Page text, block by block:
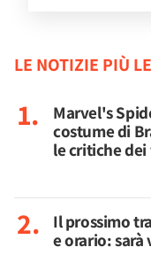
LE NOTIZIE PIÙ
Marvel's
costume di
le critiche dei
Il prossimo
e orario: